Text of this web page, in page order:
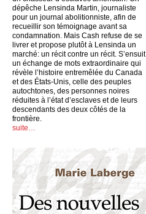
dépêche Lensinda Martin, journaliste
pour un journal abolitionniste, afin de
recueillir son témoignage avant sa
condamnation. Mais Cash refuse de se
livrer et propose plutôt à Lensinda un
marché: un récit contre un récit. S’ensuit
un échange de mots extraordinaire qui
révèle l’histoire entremêlée du Canada
et des États-Unis, celle des peuples
autochtones, des personnes noires
réduites à l’état d’esclaves et de leurs
descendants des deux côtés de la
frontière.
suite…